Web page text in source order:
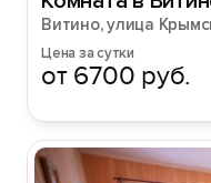
Витино, улица
Цена за сутки
от 6700 руб.